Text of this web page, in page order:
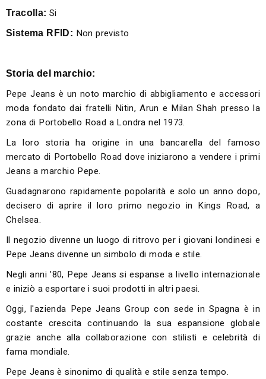
Tracolla: Si
Sistema RFID: Non previsto
Storia del marchio:
Pepe Jeans è un noto marchio di abbigliamento e accessori
moda fondato dai fratelli Nitin, Arun e Milan Shah presso la
zona di Portobello Road a Londra nel 1973.
La loro storia ha origine in una bancarella del famoso
mercato di Portobello Road dove iniziarono a vendere i primi
Jeans a marchio Pepe.
Guadagnarono rapidamente popolarità e solo un anno dopo,
decisero di aprire il loro primo negozio in Kings Road, a
Chelsea.
Il negozio divenne un luogo di ritrovo per i giovani londinesi e
Pepe Jeans divenne un simbolo di moda e stile.
Negli anni '80, Pepe Jeans si espanse a livello internazionale
e iniziò a esportare i suoi prodotti in altri paesi.
Oggi, l'azienda Pepe Jeans Group con sede in Spagna è in
costante crescita continuando la sua espansione globale
grazie anche alla collaborazione con stilisti e celebrità di
fama mondiale.
Pepe Jeans è sinonimo di qualità e stile senza tempo.